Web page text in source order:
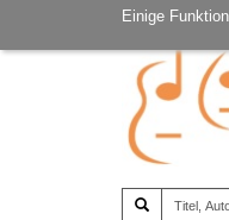
Einige